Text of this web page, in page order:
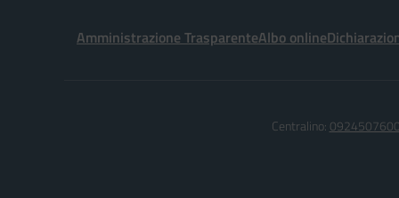
Amministrazione TrasparenteAlbo online
Centralino: